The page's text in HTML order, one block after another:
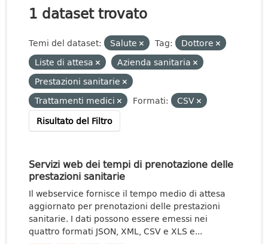
1 dataset trovato
Temi del dataset: Salute Tag:
Dottore
Liste di attesa
Azienda sanitaria
Prestazioni sanitarie
Trattamenti medici
Formati:
CSV
Risultato del Filtro
Servizi web dei tempi di prenotazione delle
prestazioni sanitarie
Il webservice fornisce il tempo medio di attesa
aggiornato per prenotazioni delle prestazioni
sanitarie. I dati possono essere emessi nei
quattro formati JSON, XML, CSV e XLS e...